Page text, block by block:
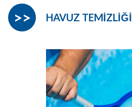
HAVUZ TEMİZLİĞİ
>>